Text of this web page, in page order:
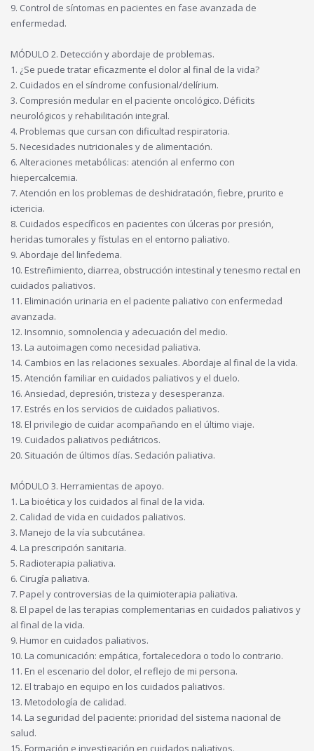
9. Control de síntomas en pacientes en fase avanzada de
enfermedad.
MÓDULO 2. Detección y abordaje de problemas.
1. ¿Se puede tratar eficazmente el dolor al final de la vida?
2. Cuidados en el síndrome confusional/delírium.
3. Compresión medular en el paciente oncológico. Déficits
neurológicos y rehabilitación integral.
4. Problemas que cursan con dificultad respiratoria.
5. Necesidades nutricionales y de alimentación.
6. Alteraciones metabólicas: atención al enfermo con
hiepercalcemia.
7. Atención en los problemas de deshidratación, fiebre, prurito e
ictericia.
8. Cuidados específicos en pacientes con úlceras por presión,
heridas tumorales y fístulas en el entorno paliativo.
9. Abordaje del linfedema.
10. Estreñimiento, diarrea, obstrucción intestinal y tenesmo rectal en
cuidados paliativos.
11. Eliminación urinaria en el paciente paliativo con enfermedad
avanzada.
12. Insomnio, somnolencia y adecuación del medio.
13. La autoimagen como necesidad paliativa.
14. Cambios en las relaciones sexuales. Abordaje al final de la vida.
15. Atención familiar en cuidados paliativos y el duelo.
16. Ansiedad, depresión, tristeza y desesperanza.
17. Estrés en los servicios de cuidados paliativos.
18. El privilegio de cuidar acompañando en el último viaje.
19. Cuidados paliativos pediátricos.
20. Situación de últimos días. Sedación paliativa.
MÓDULO 3. Herramientas de apoyo.
1. La bioética y los cuidados al final de la vida.
2. Calidad de vida en cuidados paliativos.
3. Manejo de la vía subcutánea.
4. La prescripción sanitaria.
5. Radioterapia paliativa.
6. Cirugía paliativa.
7. Papel y controversias de la quimioterapia paliativa.
8. El papel de las terapias complementarias en cuidados paliativos y
al final de la vida.
9. Humor en cuidados paliativos.
10. La comunicación: empática, fortalecedora o todo lo contrario.
11. En el escenario del dolor, el reflejo de mi persona.
12. El trabajo en equipo en los cuidados paliativos.
13. Metodología de calidad.
14. La seguridad del paciente: prioridad del sistema nacional de
salud.
15. Formación e investigación en cuidados paliativos.